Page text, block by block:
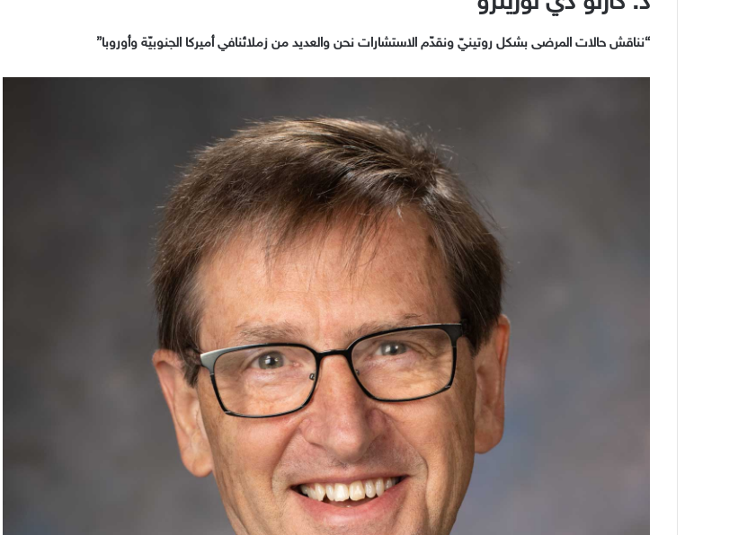
“نناقش حالات المرضى بشكل روتينيّ ونقدّم الاستشارات نحن والعديد من زملائنافي أميركا الجنوبيّة وأوروبا”